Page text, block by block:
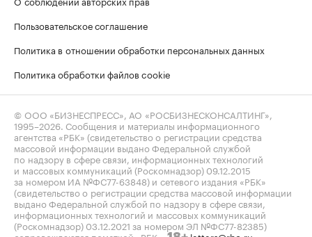
Пользовательское соглашение
Политика в отношении обработки персональных данных
Политика обработки файлов cookie
© ООО «БИЗНЕСПРЕСС», АО «РОСБИЗНЕСКОНСАЛТИНГ»,
1995–2026 . Сообщения и материалы информационного
агентства «РБК» (свидетельство о регистрации средства
массовой информации выдано Федеральной службой
по надзору в сфере связи, информационных технологий
и массовых коммуникаций (Роскомнадзор) 09.12.2015
за номером ИА №ФС77-63848) и сетевого издания «РБК»
(свидетельство о регистрации средства массовой информации
выдано Федеральной службой по надзору в сфере связи,
информационных технологий и массовых коммуникаций
(Роскомнадзор) 03.12.2021 за номером ЭЛ №ФС77-82385)